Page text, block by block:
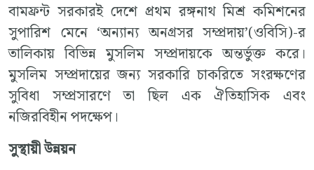
বামফ্রন্ট সরকারই দেশে প্রথম রঙ্গনাথ মিশ্র কমিশনের
সুপারিশ মেনে ‘অন্যান্য অনগ্রসর সম্প্রদায়’(ওবিসি)-র
তালিকায় বিভিন্ন মুসলিম সম্প্রদায়কে অন্তর্ভুক্ত করে।
মুসলিম সম্প্রদায়ের জন্য সরকারি চাকরিতে সংরক্ষণের
সুবিধা সম্প্রসারণে তা ছিল এক ঐতিহাসিক এবং
নজিরবিহীন পদক্ষেপ।
সুস্থায়ী উন্নয়ন